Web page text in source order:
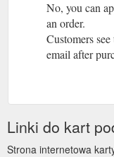
No, you can
an order.
Customers
email after
Linki do kart
Strona internetowa